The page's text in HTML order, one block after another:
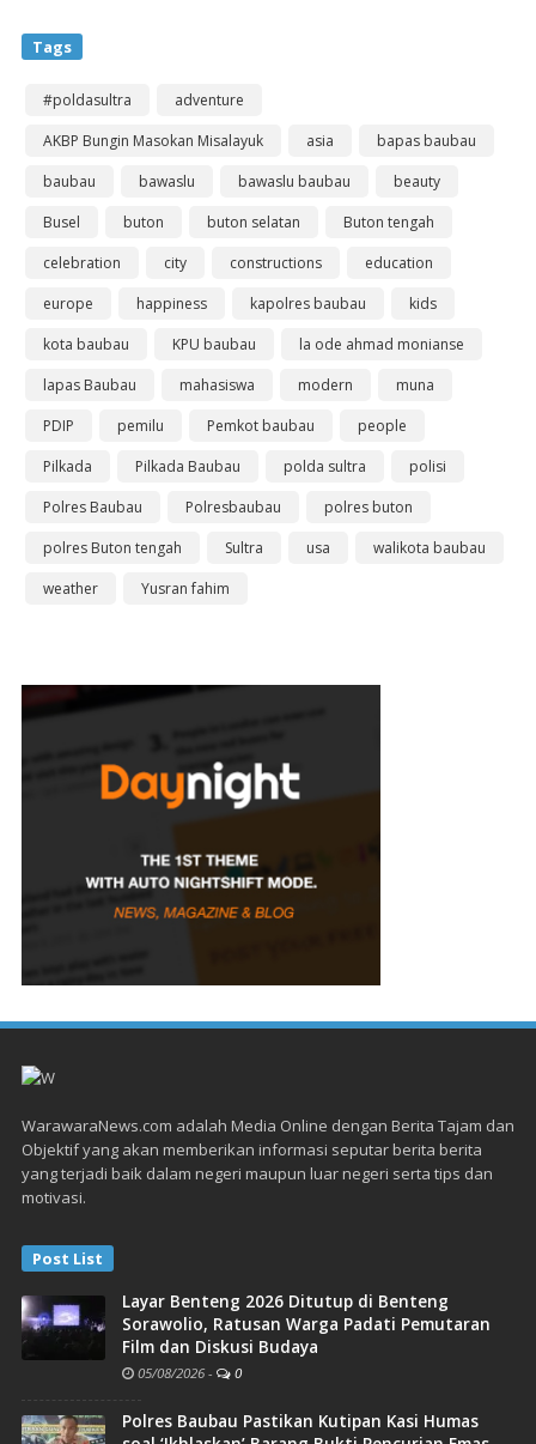
Tags
#poldasultra
adventure
AKBP Bungin Masokan Misalayuk
asia
bapas baubau
baubau
bawaslu bawaslu baubau
beauty
Busel
buton buton selatan
Buton tengah
celebration
city constructions
education
europe
happiness kapolres baubau
kids
kota baubau
KPU baubau
la ode ahmad monianse
lapas Baubau
mahasiswa modern
muna
PDIP
pemilu Pemkot baubau
people
Pilkada
Pilkada Baubau polda sultra
polisi
Polres Baubau
Polresbaubau
polres buton
polres Buton tengah
Sultra usa
walikota baubau
weather
Yusran fahim
WarawaraNews.com adalah Media Online dengan Berita Tajam dan
Objektif yang akan memberikan informasi seputar berita berita
yang terjadi baik dalam negeri maupun luar negeri serta tips dan
motivasi.
Post List
Layar Benteng 2026 Ditutup di Benteng
Sorawolio, Ratusan Warga Padati Pemutaran
Film dan Diskusi Budaya
05/08/2026 - 0
Polres Baubau Pastikan Kutipan Kasi Humas